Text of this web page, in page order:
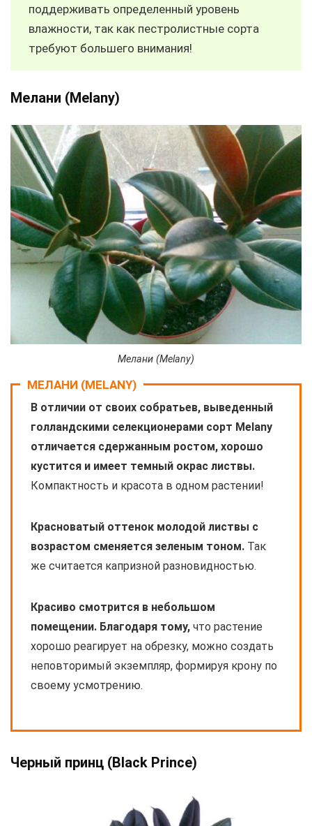
поддерживать определенный уровень
влажности, так как пестролистные сорта
требуют большего внимания!
Мелани (Melany)
Мелани (Melany)
МЕЛАНИ (MELANY)
В отличии от своих собратьев, выведенный
голландскими селекционерами сорт Melany
отличается сдержанным ростом, хорошо
кустится и имеет темный окрас листвы.
Компактность и красота в одном растении!
Красноватый оттенок молодой листвы с
возрастом сменяется зеленым тоном. Так
же считается капризной разновидностью.
Красиво смотрится в небольшом
помещении. Благодаря тому, что растение
хорошо реагирует на обрезку, можно создать
неповторимый экземпляр, формируя крону по
своему усмотрению.
Черный принц (Black Prince)